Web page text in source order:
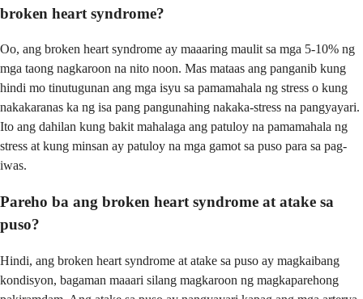
broken heart syndrome?
Oo, ang broken heart syndrome ay maaaring maulit sa mga 5-10% ng
mga taong nagkaroon na nito noon. Mas mataas ang panganib kung
hindi mo tinutugunan ang mga isyu sa pamamahala ng stress o kung
nakakaranas ka ng isa pang pangunahing nakaka-stress na pangyayari.
Ito ang dahilan kung bakit mahalaga ang patuloy na pamamahala ng
stress at kung minsan ay patuloy na mga gamot sa puso para sa pag-
iwas.
Pareho ba ang broken heart syndrome at atake sa
puso?
Hindi, ang broken heart syndrome at atake sa puso ay magkaibang
kondisyon, bagaman maaari silang magkaroon ng magkaparehong